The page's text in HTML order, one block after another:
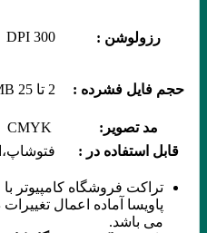
رزولوشن : 300 DPI
حجم فایل فشرده :
مد تصویر:
قابل استفاده در :
تراکت فروشگاه کامپیوتر
پاویسا آماده اعمال
می باشد.